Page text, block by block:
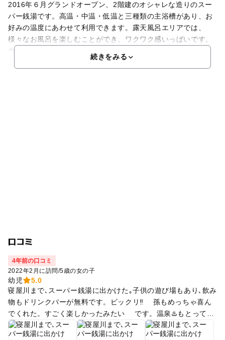
2016年６月グランドオープン、2階建のオシャレな造りのスー
パー銭湯です。高温・中温・低温と三種類の主浴槽があり、お
好みの温度にあわせて利用できます。露天風呂エリアでは、
様々なお風呂を楽しむことができ、ワクワク感いっぱいです。
食事は和歌山県勝浦港より直送の生マグロ丼など多種多様な
続きをみる
口コミ
4年前の口コミ
2022年2月に訪問/5歳の女の子
幼児
5.0
寝屋川まで､スーパー銭湯に出かけた｡子供の遊び場もあり､飲み
物もドリンクバーが無料です。ビックリ‼️ 孫もめっちゃ喜ん
でくれた。すごく楽しかったみたい です。温泉♨️もとっても
良かったです。 お風呂の種類もたくさんあって､露天風呂もg
ood❣️ お食事も､美味しかったですよ…｡